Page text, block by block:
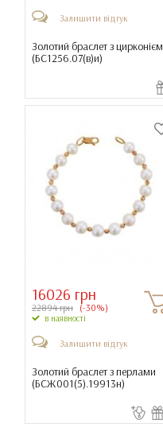
Залишити відгук
Золотий браслет з цирконієм
(БС1256.07(в)и)
16026 грн
22894 грн (-30%)
в наявності
Залишити відгук
Золотий браслет з перлами
(БСЖ001(5).19913н)